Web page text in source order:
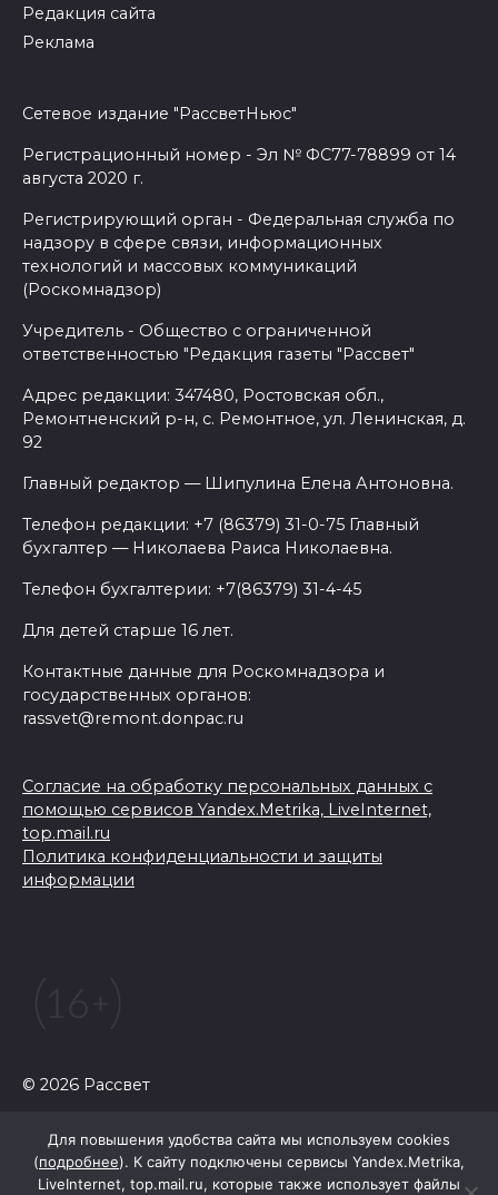
Редакция сайта
Реклама
Сетевое издание "РассветНьюс"
Регистрационный номер - Эл № ФС77-78899 от 14
августа 2020 г.
Регистрирующий орган - Федеральная служба по
надзору в сфере связи, информационных
технологий и массовых коммуникаций
(Роскомнадзор)
Учредитель - Общество с ограниченной
ответственностью "Редакция газеты "Рассвет"
Адрес редакции: 347480, Ростовская обл.,
Ремонтненский р-н, с. Ремонтное, ул. Ленинская, д.
92
Главный редактор — Шипулина Елена Антоновна.
Телефон редакции: +7 (86379) 31-0-75 Главный
бухгалтер — Николаева Раиса Николаевна.
Телефон бухгалтерии: +7(86379) 31-4-45
Для детей старше 16 лет.
Контактные данные для Роскомнадзора и
государственных органов:
rassvet@remont.donpac.ru
Согласие на обработку персональных данных с
помощью сервисов Yandex.Metrika, LiveInternet,
top.mail.ru
Политика конфиденциальности и защиты
информации
© 2026 Рассвет
Для повышения удобства сайта мы используем cookies
(подробнее). К сайту подключены сервисы Yandex.Metrika,
LiveInternet, top.mail.ru, которые также использует файлы